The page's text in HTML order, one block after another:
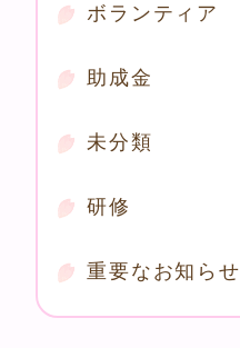
ボランティア
助成金
未分類
研修
重要なお知らせ